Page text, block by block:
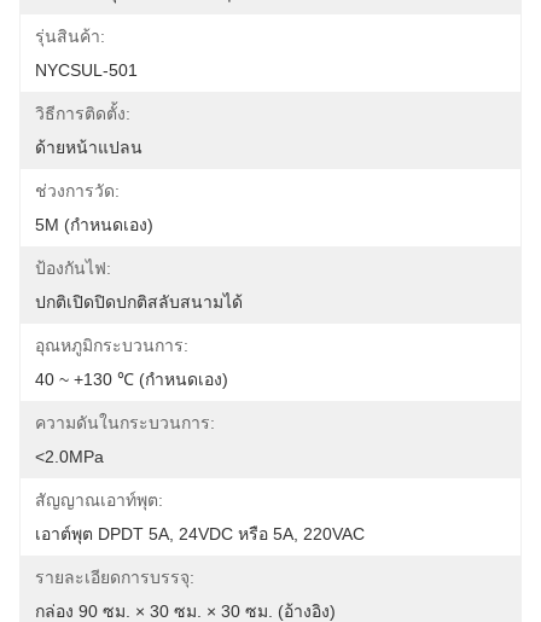
รุ่นสินค้า:
NYCSUL-501
วิธีการติดตั้ง:
ด้ายหน้าแปลน
ช่วงการวัด:
5M (กำหนดเอง)
ป้องกันไฟ:
ปกติเปิดปิดปกติสลับสนามได้
อุณหภูมิกระบวนการ:
40 ~ +130 ℃ (กำหนดเอง)
ความดันในกระบวนการ:
<2.0MPa
สัญญาณเอาท์พุต:
เอาต์พุต DPDT 5A, 24VDC หรือ 5A, 220VAC
รายละเอียดการบรรจุ:
กล่อง 90 ซม. × 30 ซม. × 30 ซม. (อ้างอิง)